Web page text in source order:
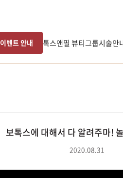
이벤트 안내 톡스앤필 뷰티그룹시술안
보톡스에 대해서 다 알려주마!
2020.08.31